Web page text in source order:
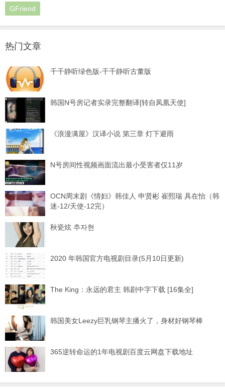
GFriend
热门文章
千千静听绿色版-千千静听古董版
韩国N号房记者实录完整翻译[转自凤凰天使]
《浪漫满屋》汉译小说 第三章 灯下避雨
N号房间性视频画面流出最小受害者仅11岁
OCN周末剧《情妇》韩佳人 申贤彬 崔熙瑞 具在怡（韩
迷-12/天使-12完）
秋瓷炫 추자현
2020 年韩国官方电视剧目录(5月10日更新)
The King：永远的君主 韩剧中字下载 [16集全]
韩国美女Leezy巨乳钢琴主播火了，身材好钢琴棒
365逆转命运的1年电视剧百度云网盘下载地址